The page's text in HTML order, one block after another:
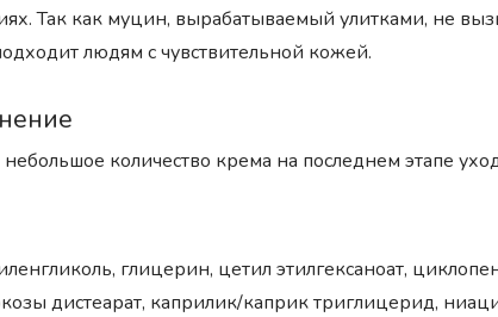
Так как муцин, вырабатываемый улитками, не
людям с чувствительной кожей.
количество крема на последнем этапе
глицерин, цетил этилгексаноат,
дистеарат, каприлик/каприк триглицерид,